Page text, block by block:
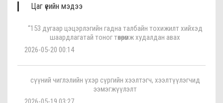
Цаг үеийн мэдээ
“153 дугаар цэцэрлэгийн гадна талбайн тохижилт хийхэд
шаардлагатай тоног төхөөрөмж худалдан авах
2026-05-20 00:14
сүүний чиглэлийн үхэр сүргийн хээлтэгч, хээлтүүлэгчид
ээмэгжүүлэлт